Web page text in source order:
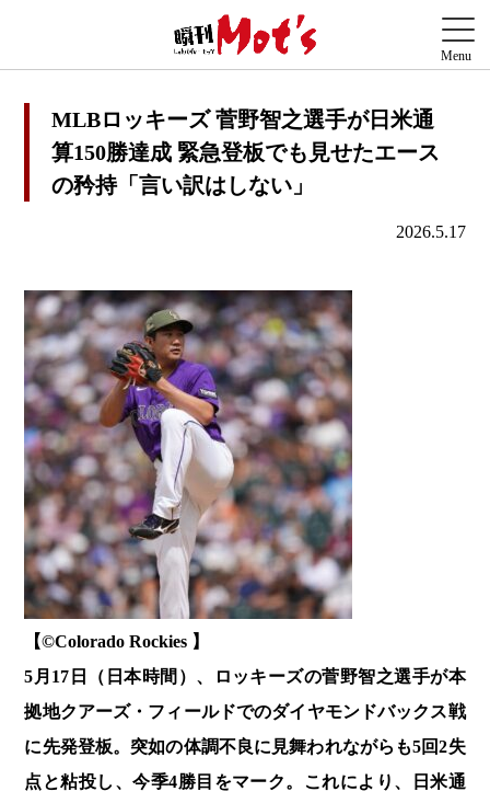
MLBロッキーズ 菅野智之選手が日米通
算150勝達成 緊急登板でも見せたエース
の矜持「言い訳はしない」
2026.5.17
【©️Colorado Rockies 】
5月17日（日本時間）、ロッキーズの菅野智之選手が本
拠地クアーズ・フィールドでのダイヤモンドバックス戦
に先発登板。突如の体調不良に見舞われながらも5回2失
点と粘投し、今季4勝目をマーク。これにより、日米通